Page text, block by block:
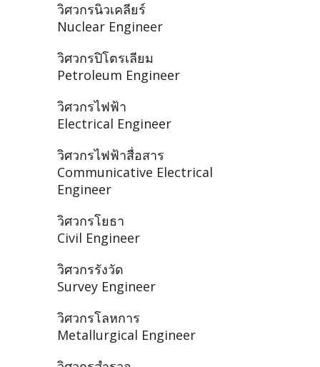
วิศวกรนิวเคลียร์
Nuclear Engineer
วิศวกรปิโตรเลียม
Petroleum Engineer
วิศวกรไฟฟ้า
Electrical Engineer
วิศวกรไฟฟ้าสื่อสาร
Communicative Electrical
Engineer
วิศวกรโยธา
Civil Engineer
วิศวกรรังวัด
Survey Engineer
วิศวกรโลหการ
Metallurgical Engineer